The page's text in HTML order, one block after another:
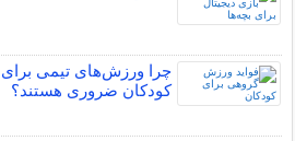
چرا ورزش‌های تیمی
کودکان ضروری هستند؟